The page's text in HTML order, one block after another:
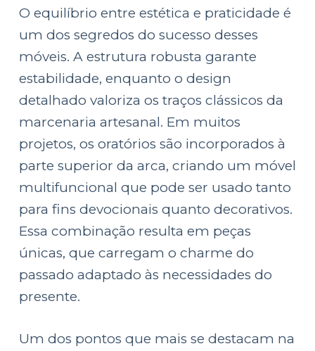
O equilíbrio entre estética e praticidade é
um dos segredos do sucesso desses
móveis. A estrutura robusta garante
estabilidade, enquanto o design
detalhado valoriza os traços clássicos da
marcenaria artesanal. Em muitos
projetos, os oratórios são incorporados à
parte superior da arca, criando um móvel
multifuncional que pode ser usado tanto
para fins devocionais quanto decorativos.
Essa combinação resulta em peças
únicas, que carregam o charme do
passado adaptado às necessidades do
presente.
Um dos pontos que mais se destacam na